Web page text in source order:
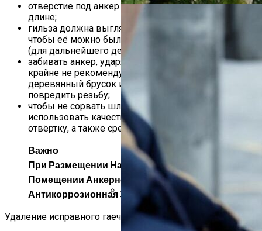
Пугачева И Галкин Решили
отверстие под анкер должно быть равно ему по
длине;
гильза должна выглядывать из стены настолько,
чтобы её можно было подцепить плоскогубцами
(для дальнейшего демонтажа);
забивать анкер, ударяя по гайке, болту, крючку
крайне не рекомендуется — лучше проложить
деревянный брусок или т.п. амортизатор, чтобы не
повредить резьбу;
чтобы не сорвать шлицу болта, нужно
использовать качественную и чётко подходящую
отвёртку, а также средние обороты шуруповёрта.
Важно
При Размещении На Улице Или В Сыром
Помещении Анкерному Крепежу Требуется
Антикоррозионная Защита.
Удаление исправного гаечного анкера: